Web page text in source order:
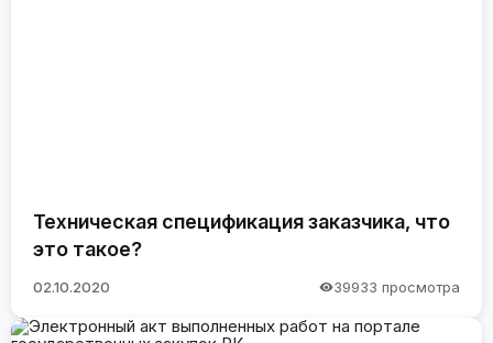
Техническая спецификация заказчика, что
это такое?
02.10.2020 39933 просмотра